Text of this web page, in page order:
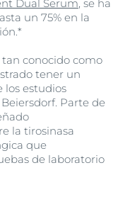
Dual Serum, se ha
un 75% en la
conocido como
tener un
los estudios
Parte de
la tirosinasa
que
de laboratorio